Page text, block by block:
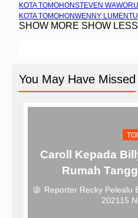
KOTA TOMOHONSTEVEN
KOTA TOMOHONWENNY
SHOW MORE SHOW LESS
You May Have Missed
Caroll Kepada
Rumah
Reporter Recky Pelealu
2021 15